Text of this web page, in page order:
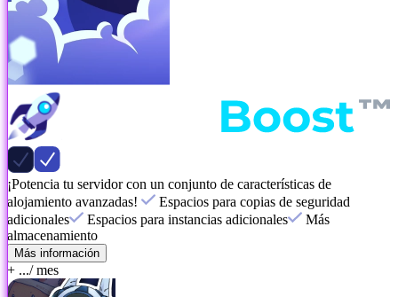
¡Potencia tu servidor con un conjunto de características de
alojamiento avanzadas!
Espacios para copias de seguridad
adicionales
Espacios para instancias adicionales
Más
almacenamiento
Más información
+ .../ mes